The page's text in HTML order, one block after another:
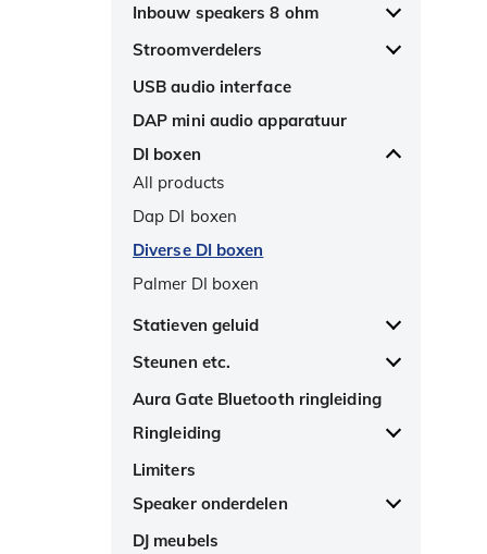
speakers
personen
Mipro mobiele PA tot 200
personen
Mipro accessoires mobiele PA
Mipro draadloze mixer
Sennheiser LSP 500 Pro
Megafoons
Inbouw speakers 8 ohm
All products
Stroomverdelers
All products
DAP stroomverdelers
Diverse stroomverdelers
USB audio interface
DAP mini audio apparatuur
DI boxen
All products
Dap DI boxen
Diverse DI boxen
Palmer DI boxen
Statieven geluid
All products
Steunen etc.
All products
Speakersteunen
Aura Gate Bluetooth ringleiding
Ringleiding
All products
Ampetronic ringleiding
Limiters
Speaker onderdelen
All products
DJ meubels